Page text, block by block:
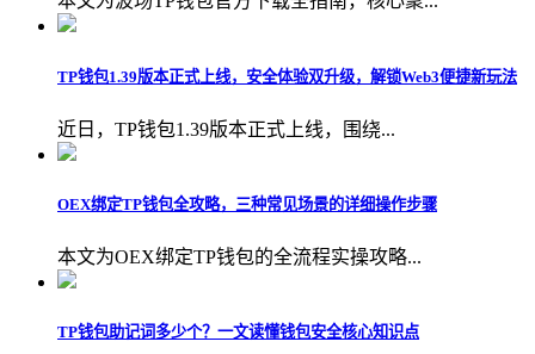
TP钱包1.39版本正式上线，安全体验双升级，解锁Web3便捷新玩法
近日，TP钱包1.39版本正式上线，围绕...
OEX绑定TP钱包全攻略，三种常见场景的详细操作步骤
本文为OEX绑定TP钱包的全流程实操攻略...
TP钱包助记词多少个？一文读懂钱包安全核心知识点